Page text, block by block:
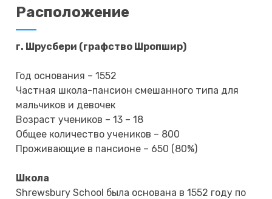
Расположение
г. Шрусбери (графство Шропшир)
Год основания – 1552
Частная школа-пансион смешанного типа для
мальчиков и девочек
Возраст учеников – 13 – 18
Общее количество учеников – 800
Проживающие в пансионе – 650 (80%)
Школа
Shrewsbury School была основана в 1552 году по